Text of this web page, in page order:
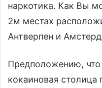
наркотика. Как Вы
2м местах
Антверпен и
Предположению,
кокаиновая